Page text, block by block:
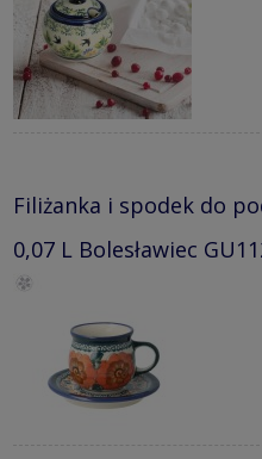
Filiżanka i spodek do
0,07 L Bolesławiec